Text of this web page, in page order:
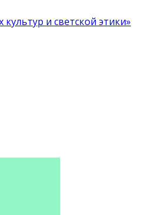
и светской этики»